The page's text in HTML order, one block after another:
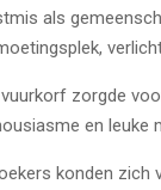
als
vuurkorf zorgde
en leuke
konden zich